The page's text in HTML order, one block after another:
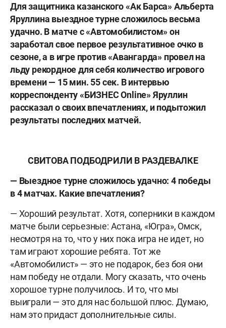
Для защитника казанского «Ак Барса» Альберта
Яруллина выездное турне сложилось весьма
удачно. В матче с «Автомобилистом» он
заработал свое первое результативное очко в
сезоне, а в игре против «Авангарда» провел на
льду рекордное для себя количество игрового
времени — 15 мин. 55 сек. В интервью
корреспонденту «БИЗНЕС Online» Яруллин
рассказал о своих впечатлениях, и подытожил
результаты последних матчей.
СВИТОВА ПОДБОДРИЛИ В РАЗДЕВАЛКЕ
— Выездное турне сложилось удачно: 4 победы
в 4 матчах. Какие впечатления?
— Хороший результат. Хотя, соперники в каждом
матче были серьезные: Астана, «Югра», Омск,
несмотря на то, что у них пока игра не идет, но
там играют хорошие ребята. Тот же
«Автомобилист» — это не подарок, без боя они
нам победу не отдали. Могу сказать, что очень
хорошое турне получилось. И то, что мы
выиграли — это для нас большой плюс. Думаю,
нам это придаст дополнительные силы.